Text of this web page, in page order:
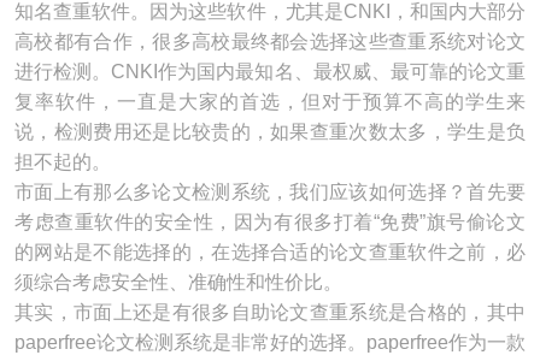
知名查重软件。因为这些软件，尤其是CNKI，和国内大部分
高校都有合作，很多高校最终都会选择这些查重系统对论文
进行检测。CNKI作为国内最知名、最权威、最可靠的论文重
复率软件，一直是大家的首选，但对于预算不高的学生来
说，检测费用还是比较贵的，如果查重次数太多，学生是负
担不起的。
市面上有那么多论文检测系统，我们应该如何选择？首先要
考虑查重软件的安全性，因为有很多打着“免费”旗号偷论文
的网站是不能选择的，在选择合适的论文查重软件之前，必
须综合考虑安全性、准确性和性价比。
其实，市面上还是有很多自助论文查重系统是合格的，其中
paperfree论文检测系统是非常好的选择。paperfree作为一款